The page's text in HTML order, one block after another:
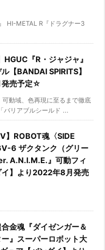
HI-METAL R『ドラグナー3
HGUC『R・ジャジャ』
【BANDAI SPIRITS】
発売予定☆
可動域、色再現に至るまで徹底
バリアブルシールド ...
】ROBOT魂〈SIDE
6 ザクタンク（グリー
A.N.I.M.E.』可動フィ
イ】より2022年8月発売
合金魂『ダイゼンガー＆
』スーパーロボット大